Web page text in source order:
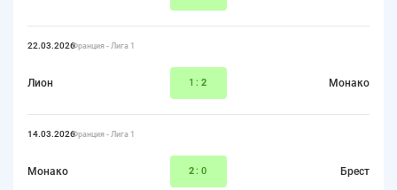
22.03.2026Франция - Лига 1
Лион 1: 2 Монако
14.03.2026Франция - Лига 1
Монако 2:0 Брест